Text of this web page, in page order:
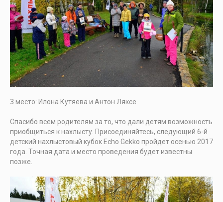
3 место: Илона Кутяева и Антон Ляксе
Спасибо всем родителям за то, что дали детям возможность
приобщиться к нахлысту. Присоединяйтесь, следующий 6-й
детский нахлыстовый кубок Echo Gekko пройдет осенью 2017
года. Точная дата и место проведения будет известны
позже.